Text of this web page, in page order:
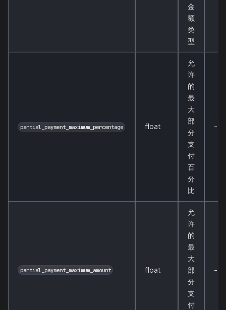
金
额
类
型
partial_payment_maximum_percentage float
允
许
的
最
大
部
分
支
付
百
分
比
-
partial_payment_maximum_amount float
允
许
的
最
大
部
分
支
付
-